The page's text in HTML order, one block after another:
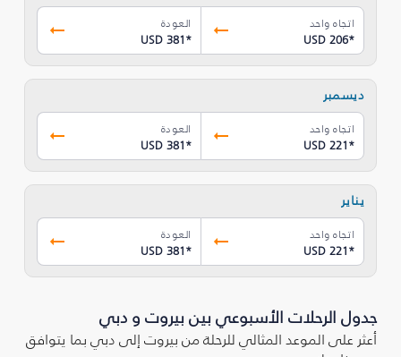
اتجاه واحد
USD 206*
العودة
USD 381*
ديسمبر
اتجاه واحد
USD 221*
العودة
USD 381*
يناير
اتجاه واحد
USD 221*
العودة
USD 381*
جدول الرحلات الأسبوعي بين بيروت و دبي
أعثر على الموعد المثالي للرحلة من بيروت إلى دبي بما يتوافق